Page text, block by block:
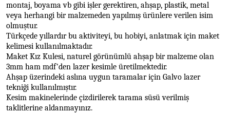
montaj, boyama vb gibi işler gerektiren, ahşap, plastik, metal
veya herhangi bir malzemeden yapılmış ürünlere verilen isim
olmuştur.
Türkçede yıllardır bu aktiviteyi, bu hobiyi, anlatmak için maket
kelimesi kullanılmaktadır.
Maket Kız Kulesi, naturel görünümlü ahşap bir malzeme olan
3mm ham mdf'den lazer kesimle üretilmektedir.
Ahşap üzerindeki aslına uygun taramalar için Galvo lazer
tekniği kullanılmıştır.
Kesim makinelerinde çizdirilerek tarama süsü verilmiş
taklitlerine aldanmayınız.